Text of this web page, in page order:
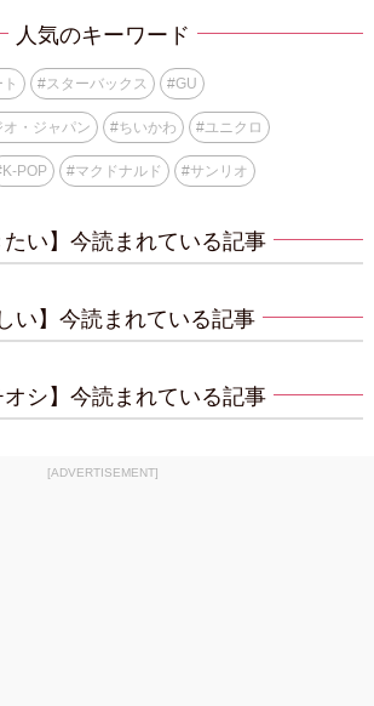
人気のキーワード
#スターバックス #GU
・ジャパン #ちいかわ #ユニクロ
K-POP #マクドナルド #サンリオ
たい】今読まれている記事
い】今読まれている記事
オシ】今読まれている記事
[ADVERTISEMENT]